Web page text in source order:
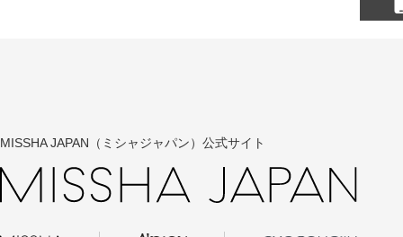
MISSHA JAPAN（ミシャジャパン）公式サイト